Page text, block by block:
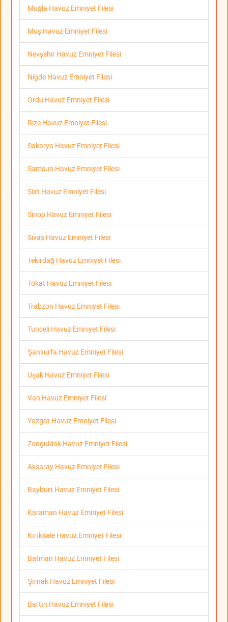
Muğla Havuz Emniyet Filesi
Muş Havuz Emniyet Filesi
Nevşehir Havuz Emniyet Filesi
Niğde Havuz Emniyet Filesi
Ordu Havuz Emniyet Filesi
Rize Havuz Emniyet Filesi
Sakarya Havuz Emniyet Filesi
Samsun Havuz Emniyet Filesi
Siirt Havuz Emniyet Filesi
Sinop Havuz Emniyet Filesi
Sivas Havuz Emniyet Filesi
Tekirdağ Havuz Emniyet Filesi
Tokat Havuz Emniyet Filesi
Trabzon Havuz Emniyet Filesi
Tunceli Havuz Emniyet Filesi
Şanlıurfa Havuz Emniyet Filesi
Uşak Havuz Emniyet Filesi
Van Havuz Emniyet Filesi
Yozgat Havuz Emniyet Filesi
Zonguldak Havuz Emniyet Filesi
Aksaray Havuz Emniyet Filesi
Bayburt Havuz Emniyet Filesi
Karaman Havuz Emniyet Filesi
Kırıkkale Havuz Emniyet Filesi
Batman Havuz Emniyet Filesi
Şırnak Havuz Emniyet Filesi
Bartın Havuz Emniyet Filesi